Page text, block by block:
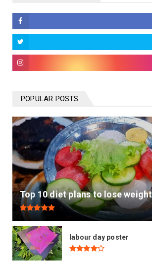
POPULAR POSTS
Top 10 diet plans to lose weight
labour day poster